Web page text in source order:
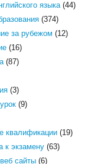
языка(44)
(374)
за рубежом (12)
(16)
(87)
(3)
(9)
квалификации(19)
к экзамену(63)
сайты(6)